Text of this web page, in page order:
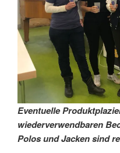
Eventuelle
wiederverwendbaren
Polos und Jacken sind